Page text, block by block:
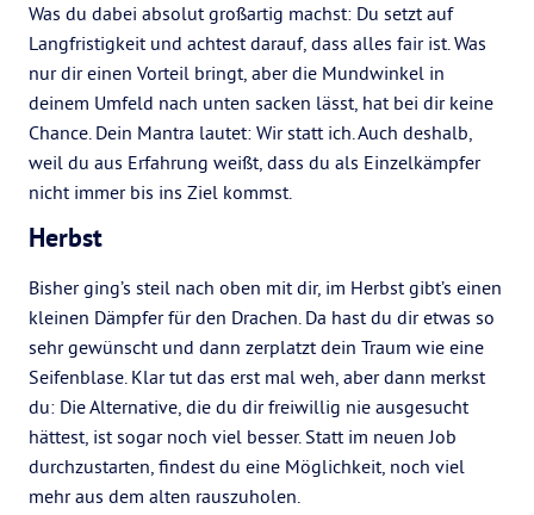
Was du dabei absolut großartig machst: Du setzt auf
Langfristigkeit und achtest darauf, dass alles fair ist. Was
nur dir einen Vorteil bringt, aber die Mundwinkel in
deinem Umfeld nach unten sacken lässt, hat bei dir keine
Chance. Dein Mantra lautet: Wir statt ich. Auch deshalb,
weil du aus Erfahrung weißt, dass du als Einzelkämpfer
nicht immer bis ins Ziel kommst.
Herbst
Bisher ging’s steil nach oben mit dir, im Herbst gibt’s einen
kleinen Dämpfer für den Drachen. Da hast du dir etwas so
sehr gewünscht und dann zerplatzt dein Traum wie eine
Seifenblase. Klar tut das erst mal weh, aber dann merkst
du: Die Alternative, die du dir freiwillig nie ausgesucht
hättest, ist sogar noch viel besser. Statt im neuen Job
durchzustarten, findest du eine Möglichkeit, noch viel
mehr aus dem alten rauszuholen.